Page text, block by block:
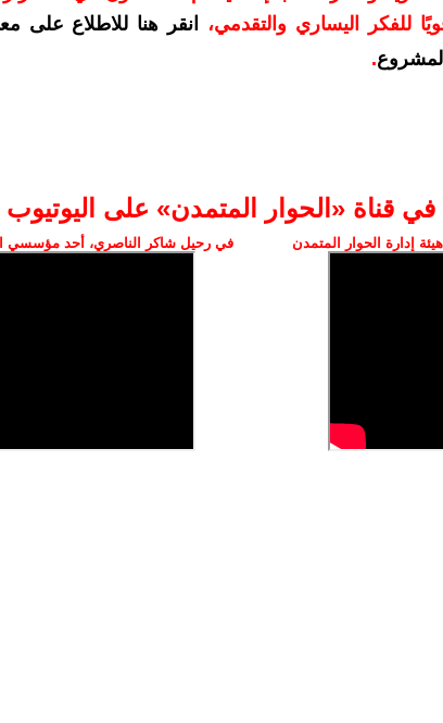
للفكر اليساري والتقدمي،
انقر هنا للاطلاع على
.
قناة ‫«الحوار المتمدن» على اليوتيوب
إدارة الحوار المتمدن في رحيل شاكر الناصري، أحد مؤسسي